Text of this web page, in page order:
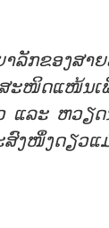
ກຂອງສາ
ສະໜິດແໜ້ນເ
ແລະ ຫວຽດ
ໜຶ່ງດຽວແ